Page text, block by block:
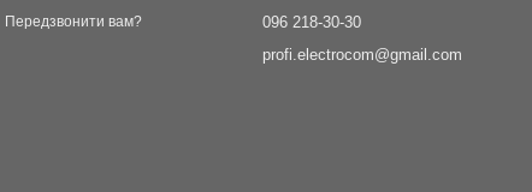
Передзвонити вам?
096 218-30-30
profi.electrocom@gmail.com